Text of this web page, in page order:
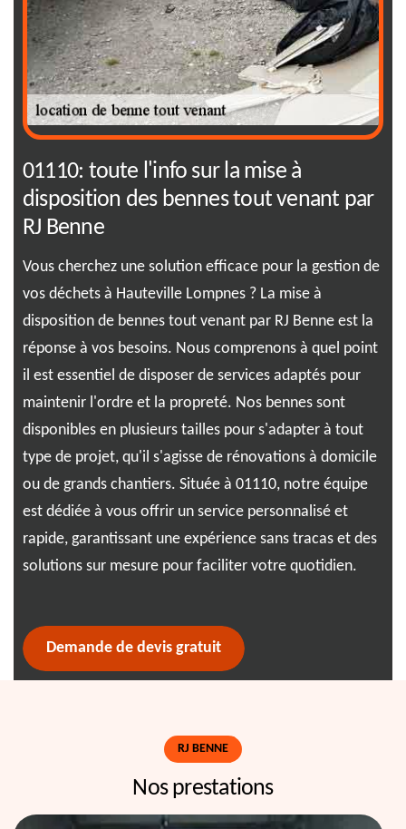
01110: toute l'info sur la mise à
disposition des bennes tout venant par
RJ Benne
Vous cherchez une solution efficace pour la gestion de
vos déchets à Hauteville Lompnes ? La mise à
disposition de bennes tout venant par RJ Benne est la
réponse à vos besoins. Nous comprenons à quel point
il est essentiel de disposer de services adaptés pour
maintenir l'ordre et la propreté. Nos bennes sont
disponibles en plusieurs tailles pour s'adapter à tout
type de projet, qu'il s'agisse de rénovations à domicile
ou de grands chantiers. Située à 01110, notre équipe
est dédiée à vous offrir un service personnalisé et
rapide, garantissant une expérience sans tracas et des
solutions sur mesure pour faciliter votre quotidien.
Demande de devis gratuit
RJ BENNE
Nos prestations